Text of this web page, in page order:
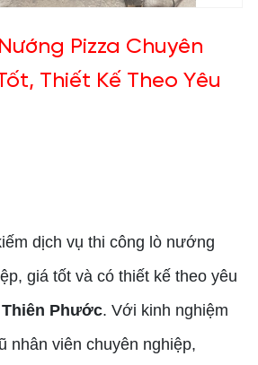
Pizza Chuyên
Thiết Kế Theo Yêu
dịch vụ thi công lò nướng
giá tốt và có thiết kế theo yêu
Thiên Phước. Với kinh nghiệm
nhân viên chuyên nghiệp,